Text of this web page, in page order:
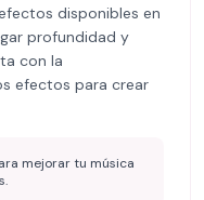
disponibles en
profundidad y
con la
efectos para crear
mejorar tu música